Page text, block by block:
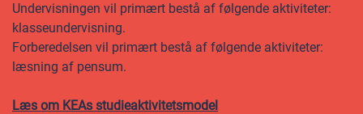
Undervisningen vil primært bestå af følgende aktiviteter:
klasseundervisning.
Forberedelsen vil primært bestå af følgende aktiviteter:
læsning af pensum.
Læs om KEAs studieaktivitetsmodel